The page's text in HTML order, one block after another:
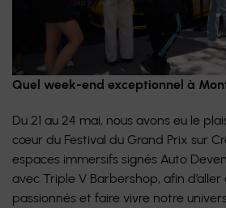
Quel week-end exceptionnel à
Du 21 au 24 mai, nous avons eu le
cœur du Festival du Grand Prix sur
espaces immersifs signés Auto
avec Triple V Barbershop, afin
passionnés et faire vivre notre